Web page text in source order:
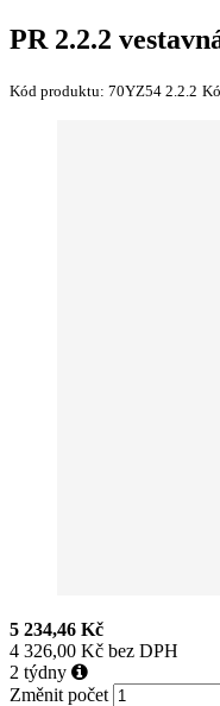
PR 2.2.2
Kód produktu: 70YZ54 2.2.2
5 234,46 Kč
4 326,00 Kč bez DPH
2 týdny
Změnit počet